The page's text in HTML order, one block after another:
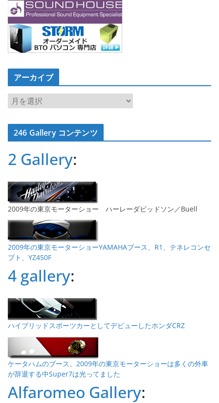
アーカイブ
ア
ー
カ
イ246 Gallery コンテンツ
2 Gallery:
2009年の東京モーターショー ハーレーダビッドソン／Buell
2009年の東京モーターショーYAMAHAブース、R1、テネレコンセ
プト、YZ450F
4 gallery:
ハイブリッドスポーツカーとしてデビューしたホンダCRZ
ケータハムのブース。2009年の東京モーターショーは多くの外車
が辞退する中Super7は光ってました
Alfaromeo Gallery: